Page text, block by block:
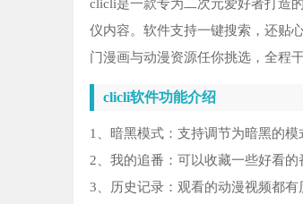
clicli是一款专为二次元爱好者打造
仪内容。软件支持一键搜索，还贴
门漫画与动漫资源任你挑选，全程
clicli软件功能介绍
1、暗黑模式：支持调节为暗黑的
2、我的追番：可以收藏一些好看
3、历史记录：观看的动漫视频都